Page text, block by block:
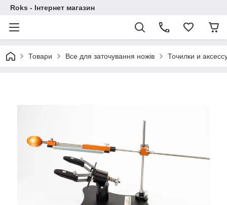
Roks - Інтернет магазин
Товари Все для заточування ножів Точилки и